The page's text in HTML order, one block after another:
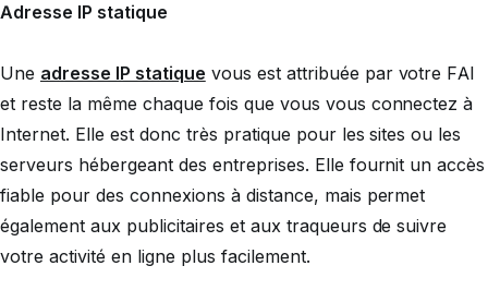
Adresse IP statique
Une adresse IP statique vous est attribuée par votre FAI
et reste la même chaque fois que vous vous connectez à
Internet. Elle est donc très pratique pour les sites ou les
serveurs hébergeant des entreprises. Elle fournit un accès
fiable pour des connexions à distance, mais permet
également aux publicitaires et aux traqueurs de suivre
votre activité en ligne plus facilement.